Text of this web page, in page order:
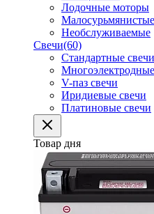
Лодочные моторы
Малосурьмянистые
Необслуживаемые
Свечи(60)
Стандартные свечи
V-паз свечи
Иридиевые свечи
Платиновые свечи
Товар дня